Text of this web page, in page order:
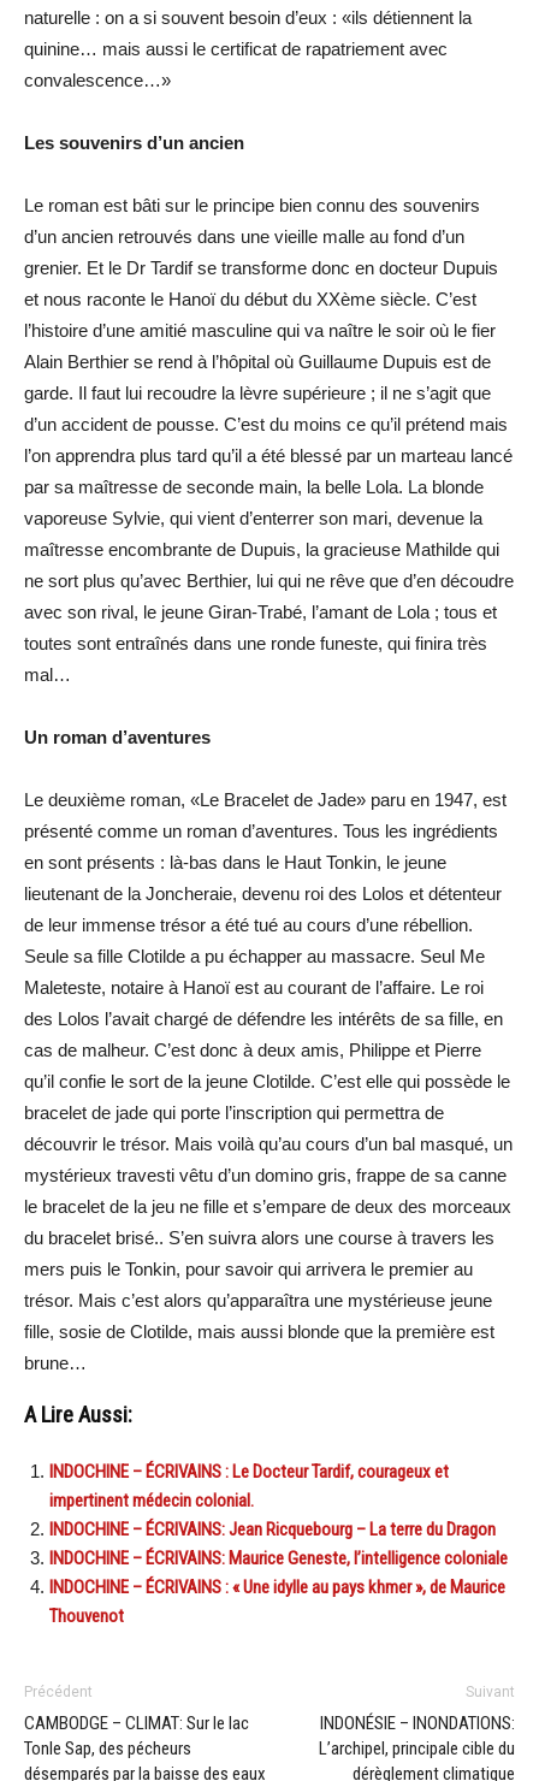
naturelle : on a si souvent besoin d’eux : «ils détiennent la
quinine… mais aussi le certificat de rapatriement avec
convalescence…»
Les souvenirs d’un ancien
Le roman est bâti sur le principe bien connu des souvenirs
d’un ancien retrouvés dans une vieille malle au fond d’un
grenier. Et le Dr Tardif se transforme donc en docteur Dupuis
et nous raconte le Hanoï du début du XXème siècle. C’est
l’histoire d’une amitié masculine qui va naître le soir où le fier
Alain Berthier se rend à l’hôpital où Guillaume Dupuis est de
garde. Il faut lui recoudre la lèvre supérieure ; il ne s’agit que
d’un accident de pousse. C’est du moins ce qu’il prétend mais
l’on apprendra plus tard qu’il a été blessé par un marteau lancé
par sa maîtresse de seconde main, la belle Lola. La blonde
vaporeuse Sylvie, qui vient d’enterrer son mari, devenue la
maîtresse encombrante de Dupuis, la gracieuse Mathilde qui
ne sort plus qu’avec Berthier, lui qui ne rêve que d’en découdre
avec son rival, le jeune Giran-Trabé, l’amant de Lola ; tous et
toutes sont entraînés dans une ronde funeste, qui finira très
mal…
Un roman d’aventures
Le deuxième roman, «Le Bracelet de Jade» paru en 1947, est
présenté comme un roman d’aventures. Tous les ingrédients
en sont présents : là-bas dans le Haut Tonkin, le jeune
lieutenant de la Joncheraie, devenu roi des Lolos et détenteur
de leur immense trésor a été tué au cours d’une rébellion.
Seule sa fille Clotilde a pu échapper au massacre. Seul Me
Maleteste, notaire à Hanoï est au courant de l’affaire. Le roi
des Lolos l’avait chargé de défendre les intérêts de sa fille, en
cas de malheur. C’est donc à deux amis, Philippe et Pierre
qu’il confie le sort de la jeune Clotilde. C’est elle qui possède le
bracelet de jade qui porte l’inscription qui permettra de
découvrir le trésor. Mais voilà qu’au cours d’un bal masqué, un
mystérieux travesti vêtu d’un domino gris, frappe de sa canne
le bracelet de la jeu ne fille et s’empare de deux des morceaux
du bracelet brisé.. S’en suivra alors une course à travers les
mers puis le Tonkin, pour savoir qui arrivera le premier au
trésor. Mais c’est alors qu’apparaîtra une mystérieuse jeune
fille, sosie de Clotilde, mais aussi blonde que la première est
brune…
A Lire Aussi:
INDOCHINE – ÉCRIVAINS : Le Docteur Tardif, courageux et
impertinent médecin colonial.
INDOCHINE – ÉCRIVAINS: Jean Ricquebourg – La terre du Dragon
INDOCHINE – ÉCRIVAINS: Maurice Geneste, l’intelligence coloniale
INDOCHINE – ÉCRIVAINS : « Une idylle au pays khmer », de Maurice
Thouvenot
Précédent
CAMBODGE – CLIMAT: Sur le lac
Tonle Sap, des pécheurs
désemparés par la baisse des eaux
Suivant
INDONÉSIE – INONDATIONS:
L’archipel, principale cible du
dérèglement climatique